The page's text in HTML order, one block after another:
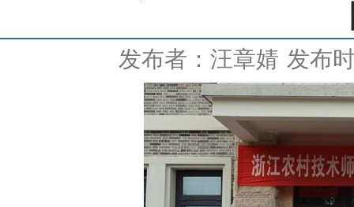
发布者：汪章婧 发布